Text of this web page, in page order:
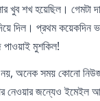
শখ হয়েছিল। গেমটা
দিল। প্রথম
মুশকিল!
অনেক সময় কোনো
জন্যেও ইমেইল